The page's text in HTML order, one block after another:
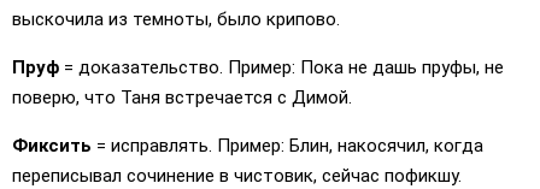
выскочила из темноты, было крипово.
Пруф = доказательство. Пример: Пока не дашь пруфы, не
поверю, что Таня встречается с Димой.
Фиксить = исправлять. Пример: Блин, накосячил, когда
переписывал сочинение в чистовик, сейчас пофикшу.